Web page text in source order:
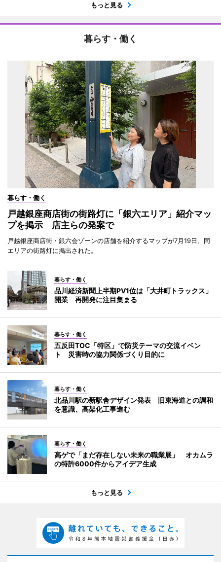
もっと見る
暮らす・働く
暮らす・働く
戸越銀座商店街の街路灯に「銀六エリア」紹介マッ
プを掲示 店主らの発案で
戸越銀座商店街・銀六会ゾーンの店舗を紹介するマップが7月19日、同
エリアの街路灯に掲出された。
暮らす・働く
品川経済新聞上半期PV1位は「大井町トラックス」
開業 再開発に注目集まる
暮らす・働く
五反田TOC「特区」で防災テーマの交流イベン
ト 災害時の協力関係づくり目的に
暮らす・働く
北品川駅の新駅舎デザイン発表 旧東海道との調和
を意識、高架化工事進む
暮らす・働く
高ゲで「まだ存在しない未来の職業展」 オカムラ
の特許6000件からアイデア生成
もっと見る